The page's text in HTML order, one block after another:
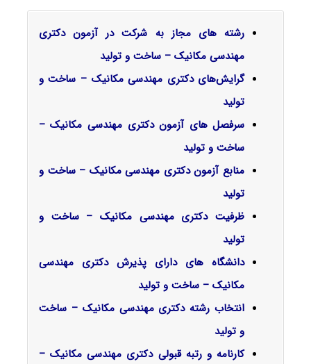
رشته های مجاز به شرکت در آزمون دکتری
مهندسی مکانیک – ساخت و تولید
گرایش‌های دکتری ﻣﻬﻨﺪسی مکانیک – ﺳﺎﺧﺖ و
ﺗﻮلید
سرفصل‌ های آزمون دکتری مهندسی مکانیک –
ساخت و تولید
منابع آزمون دکتری مهندسی مکانیک – ساخت و
تولید
ظرفیت دکتری مهندسی مکانیک – ساخت و
تولید
دانشگاه های دارای پذیرش دکتری مهندسی
مکانیک – ساخت و تولید
انتخاب رشته دکتری مهندسی مکانیک – ساخت
و تولید
کارنامه و رتبه قبولی دکتری مهندسی مکانیک –